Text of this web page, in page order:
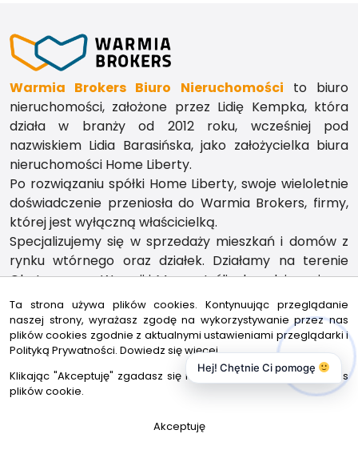
Warmia Brokers Biuro Nieruchomości to biuro
nieruchomości, założone przez Lidię Kempka, która
działa w branży od 2012 roku, wcześniej pod
nazwiskiem Lidia Barasińska, jako założycielka biura
nieruchomości Home Liberty.
Po rozwiązaniu spółki Home Liberty, swoje wieloletnie
doświadczenie przeniosła do Warmia Brokers, firmy,
której jest wyłączną właścicielką.
Specjalizujemy się w sprzedaży mieszkań i domów z
rynku wtórnego oraz działek. Działamy na terenie
Olsztyna oraz Warmii i Mazur. Jeśli zdecydujesz się na
współpracę z nami, stworzymy Tobie odpowiednią
strategię sprzedaży, dopasowaną do Twoich
oczekiwań, planów i celów.
Gwarantujemy bezpieczeństwo transakcji oraz
korzystną sprzedaż. Posiadamy wiedzę z home
stagingu oraz polisę ubezpieczeniową, która chroni
Będziemy Twoim ekspertem, partnerem oraz
Ta strona używa plików cookies. Kontynuując przeglądanie
naszej strony, wyrażasz zgodę na wykorzystywanie przez nas
plików cookies zgodnie z aktualnymi ustawieniami przeglądarki i
Polityką Prywatności. Dowiedz się więcej
Klikając "Akceptuję" zgadasz się na wykorzystywanie przez nas
plików cookie.
Akceptuję
Hej! Chętnie Ci pomogę